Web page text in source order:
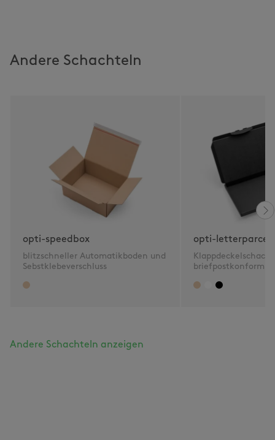
Andere Schachteln
opti-speedbox
blitzschneller Automatikboden und
Sebstklebeverschluss
opti-letterparcel
briefpostkonform 2
Andere Schachteln anzeigen